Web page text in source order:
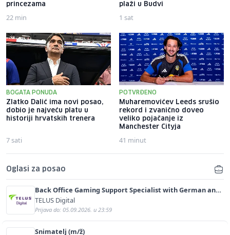
princezama
22 min
plaži u Budvi
1 sat
BOGATA PONUDA
Zlatko Dalić ima novi posao,
dobio je najveću platu u
historiji hrvatskih trenera
7 sati
POTVRĐENO
Muharemovićev Leeds srušio
rekord i zvanično doveo
veliko pojačanje iz
Manchester Cityja
41 minut
Oglasi za posao
Back Office Gaming Support Specialist with German and
English (m/f)
TELUS Digital
Prijava do: 05.09.2026. u 23:59
Snimatelj (m/ž)